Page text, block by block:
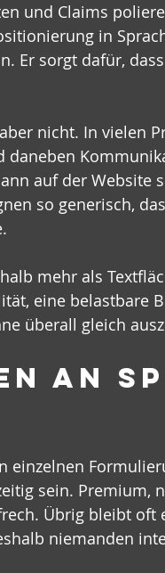
und Claims
in
Er sorgt dafür,
nicht. In vielen
auf der Website
so generisch,
mehr als
eine belastbare
überall gleich
an
einzelnen
sein. Premium,
Übrig bleibt oft
niemanden